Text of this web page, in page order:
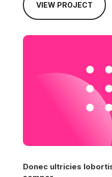
VIEW PROJECT
Donec ultricies